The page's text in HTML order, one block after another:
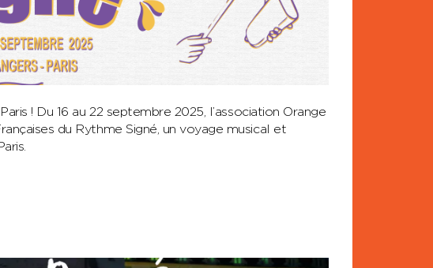
! Du 16 au 22 septembre 2025, l’association Orange
du Rythme Signé, un voyage musical et